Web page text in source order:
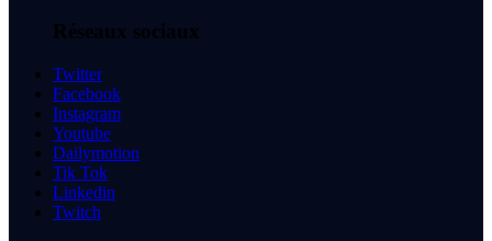
Réseaux sociaux
Twitter
Facebook
Instagram
Youtube
Dailymotion
Tik Tok
Linkedin
Twitch